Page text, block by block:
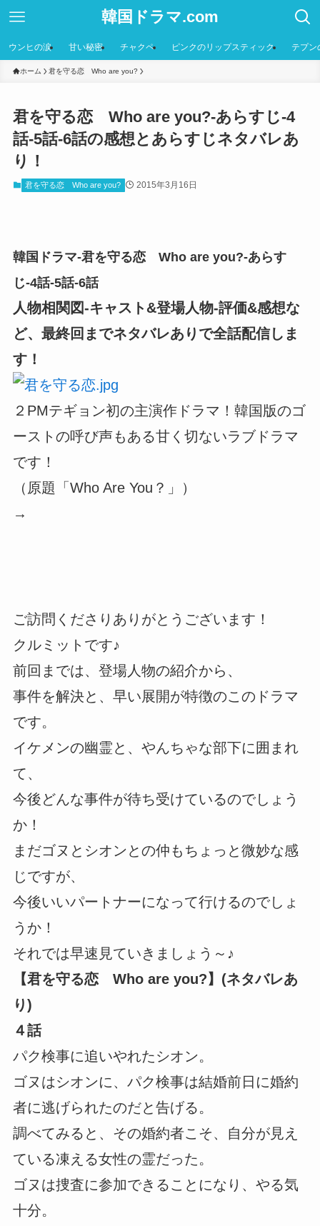
韓国ドラマ.com
ウンヒの涙 甘い秘密 チャクペ ピンクのリップスティック テプン
ホーム 君を守る恋 Who are you?
君を守る恋 Who are you?-あらすじ-4
話-5話-6話の感想とあらすじネタバレあ
り！
君を守る恋 Who are you? 2015年3月16日
韓国ドラマ-君を守る恋 Who are you?-あらす
じ-4話-5話-6話
人物相関図-キャスト&登場人物-評価&感想な
ど、最終回までネタバレありで全話配信しま
す！
２PMテギョン初の主演作ドラマ！韓国版のゴ
ーストの呼び声もある甘く切ないラブドラマ
です！
（原題「Who Are You？」）
→
ご訪問くださりありがとうございます！
クルミットです♪
前回までは、登場人物の紹介から、
事件を解決と、早い展開が特徴のこのドラマ
です。
イケメンの幽霊と、やんちゃな部下に囲まれ
て、
今後どんな事件が待ち受けているのでしょう
か！
まだゴヌとシオンとの仲もちょっと微妙な感
じですが、
今後いいパートナーになって行けるのでしょ
うか！
それでは早速見ていきましょう～♪
【君を守る恋 Who are you?】(ネタバレあ
り)
４話
パク検事に追いやれたシオン。
ゴヌはシオンに、パク検事は結婚前日に婚約
者に逃げられたのだと告げる。
調べてみると、その婚約者こそ、自分が見え
ている凍える女性の霊だった。
ゴヌは捜査に参加できることになり、やる気
十分。